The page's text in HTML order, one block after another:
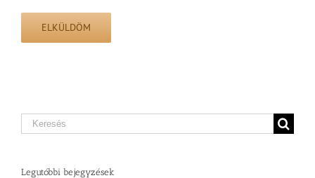
Search
Legutóbbi bejegyzések